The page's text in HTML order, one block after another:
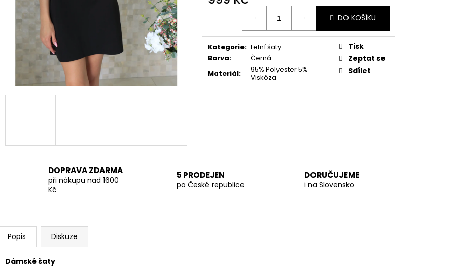
DO KOŠÍKU
Kategorie: Letní šaty
Barva:
Černá
Materiál:
95% Polyester 5%
Viskóza
Tisk
Zeptat se
Sdílet
DOPRAVA ZDARMA
při nákupu nad 1600
Kč
5 PRODEJEN
po České republice
DORUČUJEME
i na Slovensko
Popis Diskuze
Dámské šaty
KALHOTY LA BLANCHE SVĚTLE ČERNÉ
849 Kč
TMAVĚ BÉŽOVÁ PROUTĚNÁ KABELKA
699 Kč